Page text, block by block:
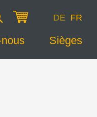
DE FR
Sièges